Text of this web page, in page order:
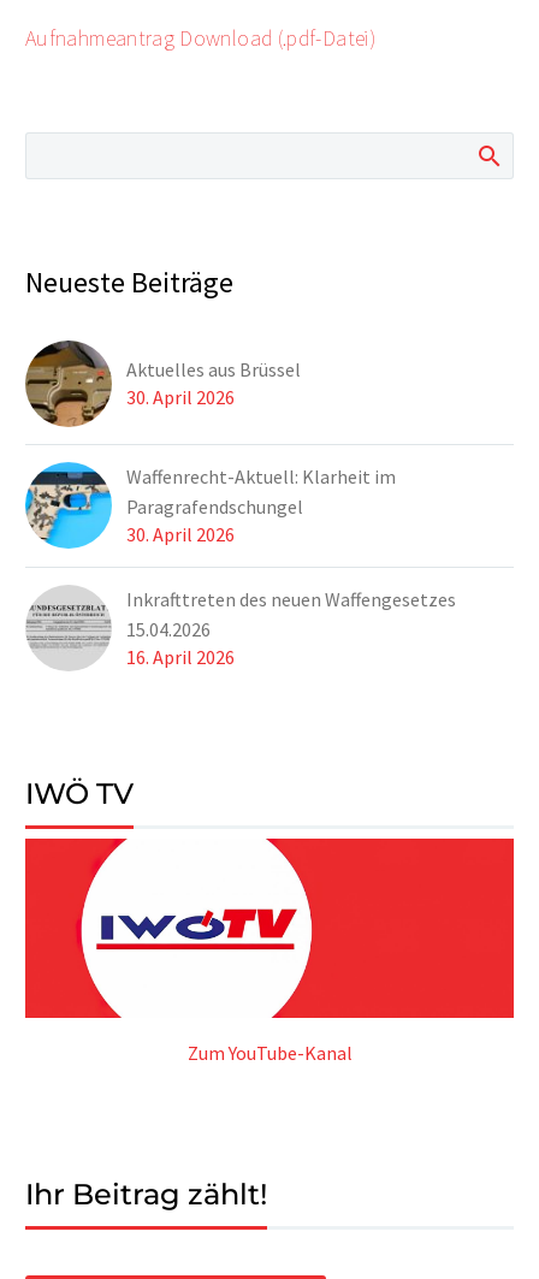
Aufnahmeantrag Download (.pdf-Datei)
Neueste Beiträge
Aktuelles aus Brüssel
30. April 2026
Waffenrecht-Aktuell: Klarheit im
Paragrafendschungel
30. April 2026
Inkrafttreten des neuen Waffengesetzes
15.04.2026
16. April 2026
IWÖ TV
Zum YouTube-Kanal
Ihr Beitrag zählt!